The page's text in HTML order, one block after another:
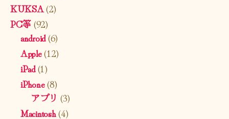
KUKSA(2)
PC等(92)
android(6)
Apple(12)
iPad(1)
iPhone(8)
アプリ (3)
Macintosh(4)